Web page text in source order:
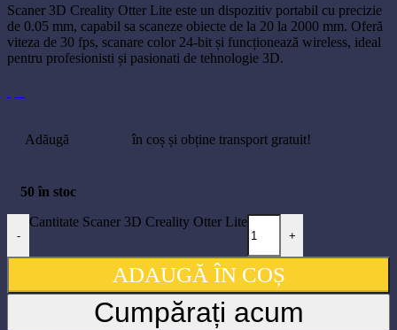
Scaner 3D Creality Otter Lite este un dispozitiv portabil cu precizie
de 0.05 mm, capabil sa scaneze obiecte de la 20 la 2000 mm. Oferă
viteza de 30 fps, scanare color 24-bit și funcționează wireless, ideal
pentru profesionisti și pasionati de tehnologie 3D.
Adăugă în coș și obține transport gratuit!
50 în stoc
-
Cantitate Scaner 3D Creality Otter Lite
+
ADAUGĂ ÎN COȘ
Cumpărați acum